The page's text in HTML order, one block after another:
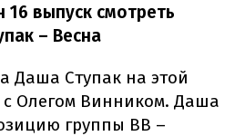
выпуск смотреть
– Весна
Даша Ступак на этой
Олегом Винником. Даша
группы ВВ –